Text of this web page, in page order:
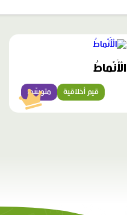
محتوى
الْأَنْماطُ
متوسّط قيم أخلاقية